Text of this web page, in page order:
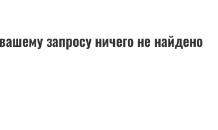
запросу ничего не найдено